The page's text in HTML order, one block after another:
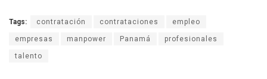
Tags: contratación contrataciones empleo
empresas manpower Panamá profesionales
talento